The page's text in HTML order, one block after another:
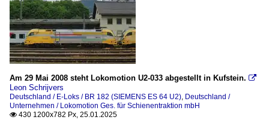
Am 29 Mai 2008 steht Lokomotion U2-033 abgestellt in Kufstein. 
Leon Schrijvers
Deutschland / E-Loks / BR 182 (SIEMENS ES 64 U2), Deutschland /
Unternehmen / Lokomotion Ges. für Schienentraktion mbH
 430 1200x782 Px, 25.01.2025